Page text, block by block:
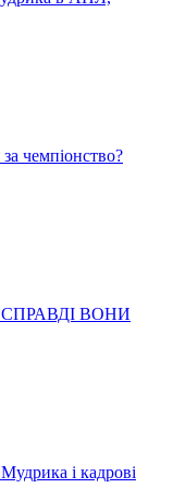
чемпіонство?
СПРАВДІ ВОНИ
і кадрові